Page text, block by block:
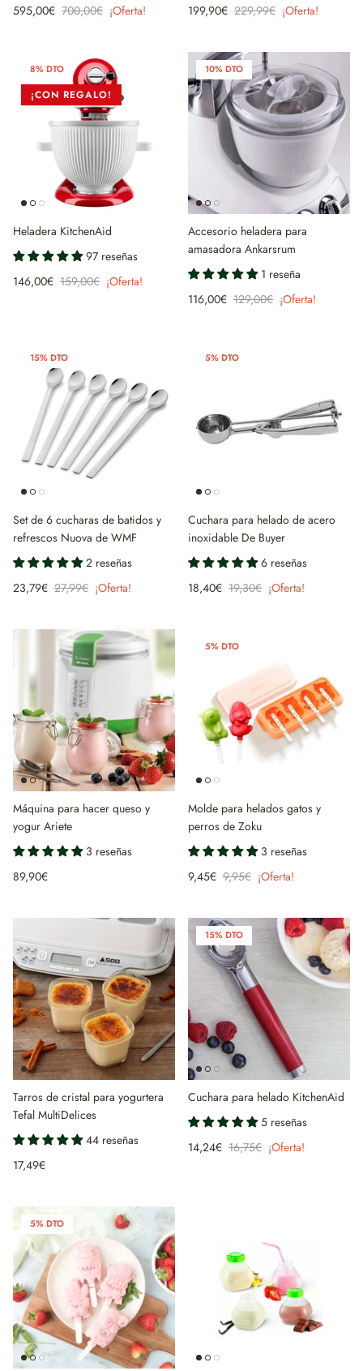
595,00€ 700,00€ ¡Oferta!
199,90€ 229,99€ ¡Oferta!
8% DTO
¡CON REGALO!
Heladera KitchenAid
97 reseñas
146,00€ 159,00€ ¡Oferta!
10% DTO
Accesorio heladera para
amasadora Ankarsrum
1 reseña
116,00€ 129,00€ ¡Oferta!
15% DTO
Set de 6 cucharas de batidos y
refrescos Nuova de WMF
2 reseñas
23,79€ 27,99€ ¡Oferta!
5% DTO
Cuchara para helado de acero
inoxidable De Buyer
6 reseñas
18,40€ 19,30€ ¡Oferta!
Máquina para hacer queso y
yogur Ariete
3 reseñas
89,90€
5% DTO
Molde para helados gatos y
perros de Zoku
3 reseñas
9,45€ 9,95€ ¡Oferta!
Tarros de cristal para yogurtera
Tefal MultiDelices
44 reseñas
17,49€
15% DTO
Cuchara para helado KitchenAid
5 reseñas
14,24€ 16,75€ ¡Oferta!
5% DTO